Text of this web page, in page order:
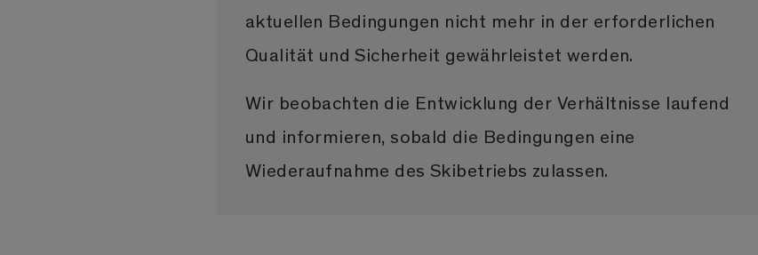
aktuellen Bedingungen nicht mehr in der erforderlichen
Qualität und Sicherheit gewährleistet werden.
Wir beobachten die Entwicklung der Verhältnisse laufend
und informieren, sobald die Bedingungen eine
Wiederaufnahme des Skibetriebs zulassen.